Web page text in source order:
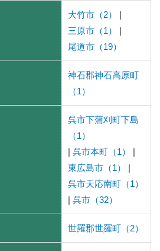
大竹市（2）
|
三原市（1）
|
尾道市（19）
神石郡神石高原町
（1）
呉市下蒲刈町下島
（1）
|
呉市本町（1）
|
東広島市（1）
|
呉市天応南町（1）
|
呉市（32）
世羅郡世羅町（2）